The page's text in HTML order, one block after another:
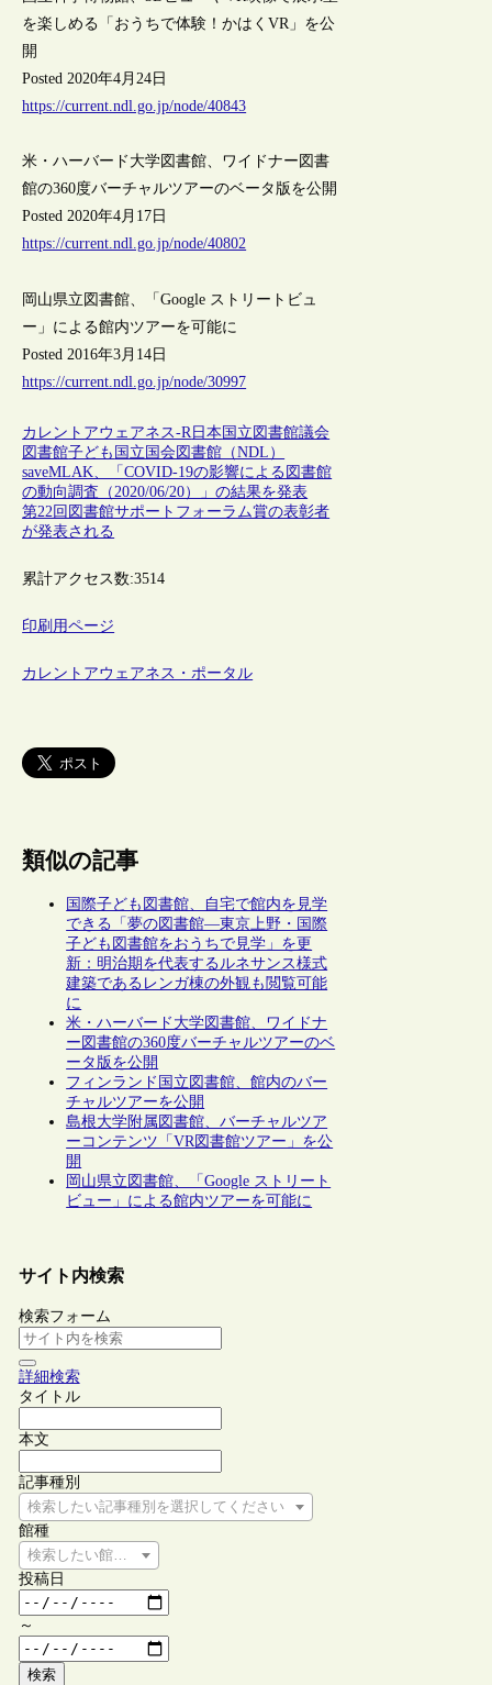
を楽しめる「おうちで体験！かはくVR」を公
開
Posted 2020年4月24日
https://current.ndl.go.jp/node/40843
米・ハーバード大学図書館、ワイドナー図書
館の360度バーチャルツアーのベータ版を公開
Posted 2020年4月17日
https://current.ndl.go.jp/node/40802
岡山県立図書館、「Google ストリートビュ
ー」による館内ツアーを可能に
Posted 2016年3月14日
https://current.ndl.go.jp/node/30997
カレントアウェアネス-R 日本 国立図書館議会
図書館子ども 国立国会図書館（NDL）
saveMLAK、「COVID-19の影響による図書館
の動向調査（2020/06/20）」の結果を発表
第22回図書館サポートフォーラム賞の表彰者
が発表される
累計アクセス数:3514
印刷用ページ
カレントアウェアネス・ポータル
類似の記事
国際子ども図書館、自宅で館内を見学
できる「夢の図書館―東京上野・国際
子ども図書館をおうちで見学」を更
新：明治期を代表するルネサンス様式
建築であるレンガ棟の外観も閲覧可能
に
米・ハーバード大学図書館、ワイドナ
ー図書館の360度バーチャルツアーのベ
ータ版を公開
フィンランド国立図書館、館内のバー
チャルツアーを公開
島根大学附属図書館、バーチャルツア
ーコンテンツ「VR図書館ツアー」を公
開
岡山県立図書館、「Google ストリート
ビュー」による館内ツアーを可能に
サイト内検索
検索フォーム
詳細検索
タイトル
本文
記事種別
検索したい記事種別を選択してください
館種
検索したい館種を選択してください
投稿日
～
検索